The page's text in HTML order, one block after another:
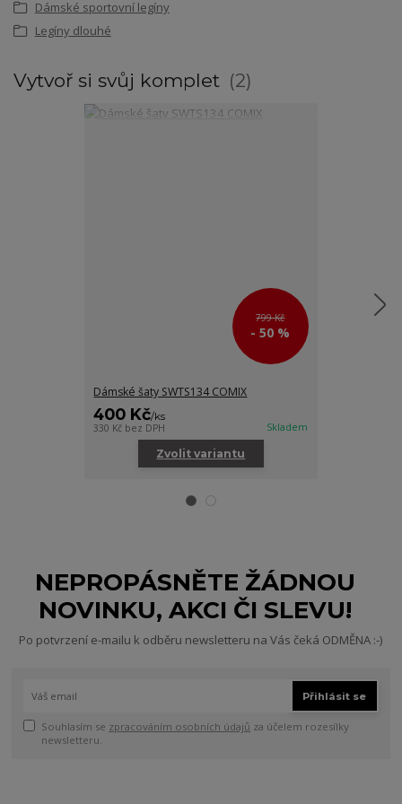
Dámské sportovní legíny
Legíny dlouhé
Vytvoř si svůj komplet 2
799 Kč
- 50 %
Dámské šaty SWTS134 COMIX
400 Kč/ks
330 Kč bez DPH Skladem
Zvolit variantu
NEPROPÁSNĚTE ŽÁDNOU
NOVINKU, AKCI ČI SLEVU!
Po potvrzení e-mailu k odběru newsletteru na Vás čeká ODMĚNA :-)
Přihlásit se
Souhlasím se zpracováním osobních údajů za účelem rozesílky
newsletteru.